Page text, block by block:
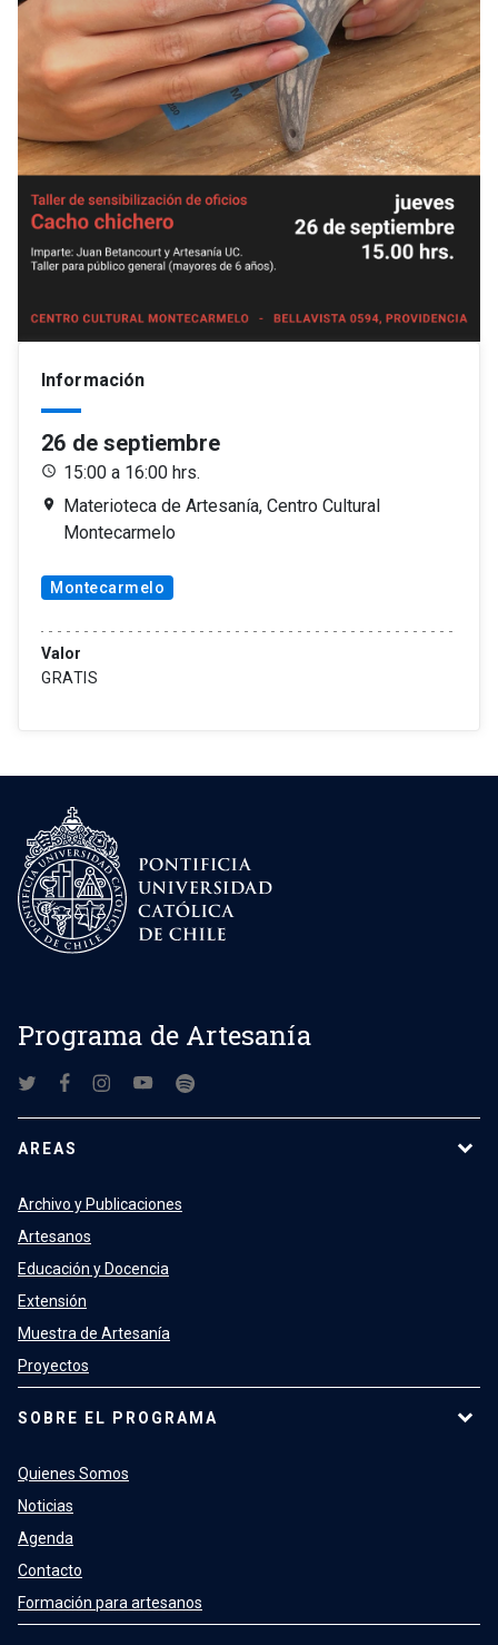
Información
26 de septiembre
15:00 a 16:00 hrs.
Materioteca de Artesanía, Centro Cultural
Montecarmelo
Montecarmelo
Valor
GRATIS
Programa de Artesanía
AREAS
Archivo y Publicaciones
Artesanos
Educación y Docencia
Extensión
Muestra de Artesanía
Proyectos
SOBRE EL PROGRAMA
Quienes Somos
Noticias
Agenda
Contacto
Formación para artesanos